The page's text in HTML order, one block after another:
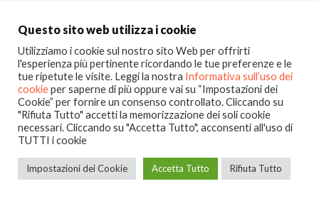
Questo sito web utilizza i cookie
Utilizziamo i cookie sul nostro sito Web per offrirti
l'esperienza più pertinente ricordando le tue preferenze e le
tue ripetute le visite. Leggi la nostra Informativa sull’uso dei
cookieper saperne di più oppure vai su “Impostazioni dei
Cookie” per fornire un consenso controllato. Cliccando su
"Rifiuta Tutto" accetti la memorizzazione dei soli cookie
necessari. Cliccando su "Accetta Tutto", acconsenti all'uso di
TUTTI i cookie
Impostazioni dei Cookie Accetta Tutto Rifiuta Tutto